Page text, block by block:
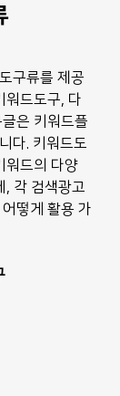
구류를 제공
워드도구, 다
은 키워드플
다. 키워드도
워드의 다양
, 각 검색광고
떻게 활용 가